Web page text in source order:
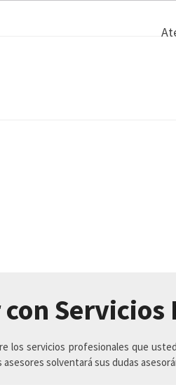
los servicios profesionales que
solventará sus dudas